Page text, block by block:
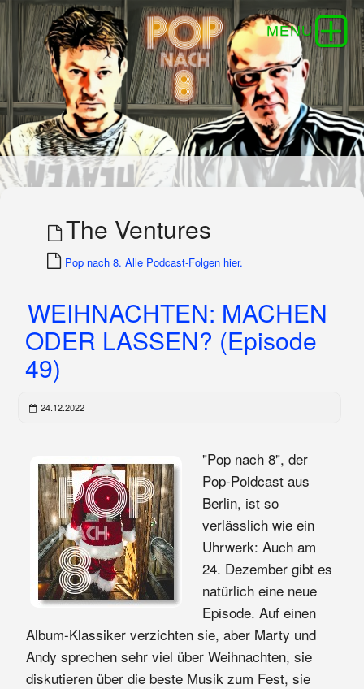
The Ventures
Pop nach 8. Alle Podcast-Folgen hier.
WEIHNACHTEN: MACHEN
ODER LASSEN? (Episode
49)
24.12.2022
"Pop nach 8", der
Pop-Poidcast aus
Berlin, ist so
verlässlich wie ein
Uhrwerk: Auch am
24. Dezember gibt es
natürlich eine neue
Episode. Auf einen
Album-Klassiker verzichten sie, aber Marty und
Andy sprechen sehr viel über Weihnachten, sie
diskutieren über die beste Musik zum Fest, sie